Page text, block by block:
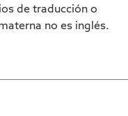
de traducción o
no es inglés.